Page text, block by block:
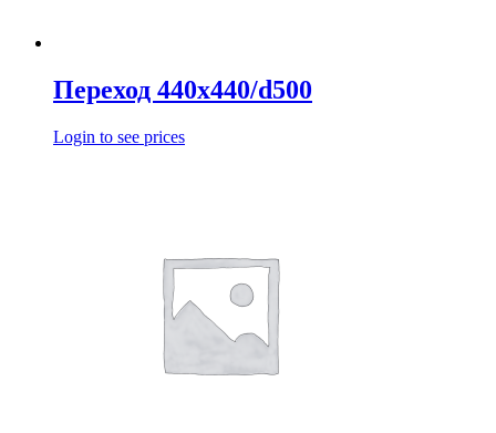
Переход 440х440/d500
Login to see prices